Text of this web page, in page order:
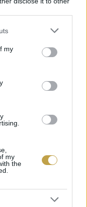
one or more Google
You may click to
third-party tags to
in below Google
my
my
the
Instagramon
65 fontért
el a pincészet